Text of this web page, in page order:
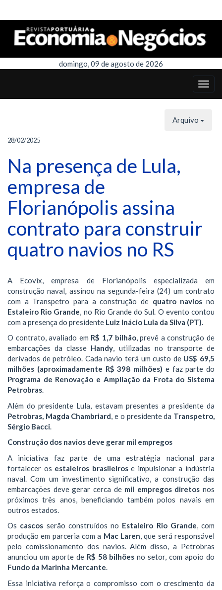
domingo, 09 de agosto de 2026
Arquivo
28/02/2025
Na presença de Lula,
empresa de
Florianópolis assina
contrato para construir
quatro navios no RS
A Ecovix, empresa de Florianópolis especializada em
construção naval, assinou na segunda-feira (24) um contrato
com a Transpetro para a construção de quatro navios no
Estaleiro Rio Grande , no Rio Grande do Sul. O evento contou
com a presença do presidente Luiz Inácio Lula da Silva (PT)
O contrato, avaliado em R$ 1,7 bilhão, prevê a construção de
embarcações da classe Handy, utilizadas no transporte de
derivados de petróleo. Cada navio terá um custo de US$ 69,5
milhões (aproximadamente R$ 398 milhões) e faz parte do
Programa de Renovação e Ampliação da Frota do Sistema
Petrobras.
Além do presidente Lula, estavam presentes a presidente da
Petrobras, Magda Chambriard , e o presidente da Transpetro,
Sérgio Bacci
Construção dos navios deve gerar mil empregos
A iniciativa faz parte de uma estratégia nacional para
fortalecer os estaleiros brasileirose impulsionar a indústria
naval. Com um investimento significativo, a construção das
embarcações deve gerar cerca de mil empregos diretos nos
próximos três anos, beneficiando também polos navais em
outros estados.
Os cascos serão construídos no Estaleiro Rio Grande, com
produção em parceria com a Mac Laren, que será responsável
pelo comissionamento dos navios. Além disso, a Petrobras
anunciou um aporte de R$ 58 bilhões no setor, com apoio do
Fundo da Marinha Mercante.
Essa iniciativa reforça o compromisso com o crescimento da